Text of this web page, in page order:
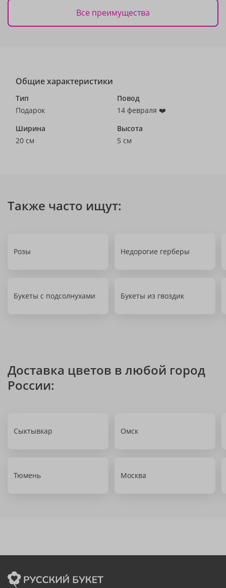
Все преимущества
Общие характеристики
Тип
Подарок
Повод
14 февраля ❤️
Ширина
20 см
Высота
5 см
Также часто ищут:
Розы Недорогие герберы
Букеты с подсолнухами Букеты из гвоздик
Доставка цветов в любой город
России:
Сыктывкар Омск
Тюмень Москва